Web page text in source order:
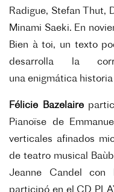
Radigue, Stefan
Thut,
Minami Saeki. En
Bien à toi, un texto
desarrolla la
una enigmática historia
Félicie Bazelaire
Pianoïse de
verticales afinados
de teatro musical
Jeanne Candel
participó en el CD